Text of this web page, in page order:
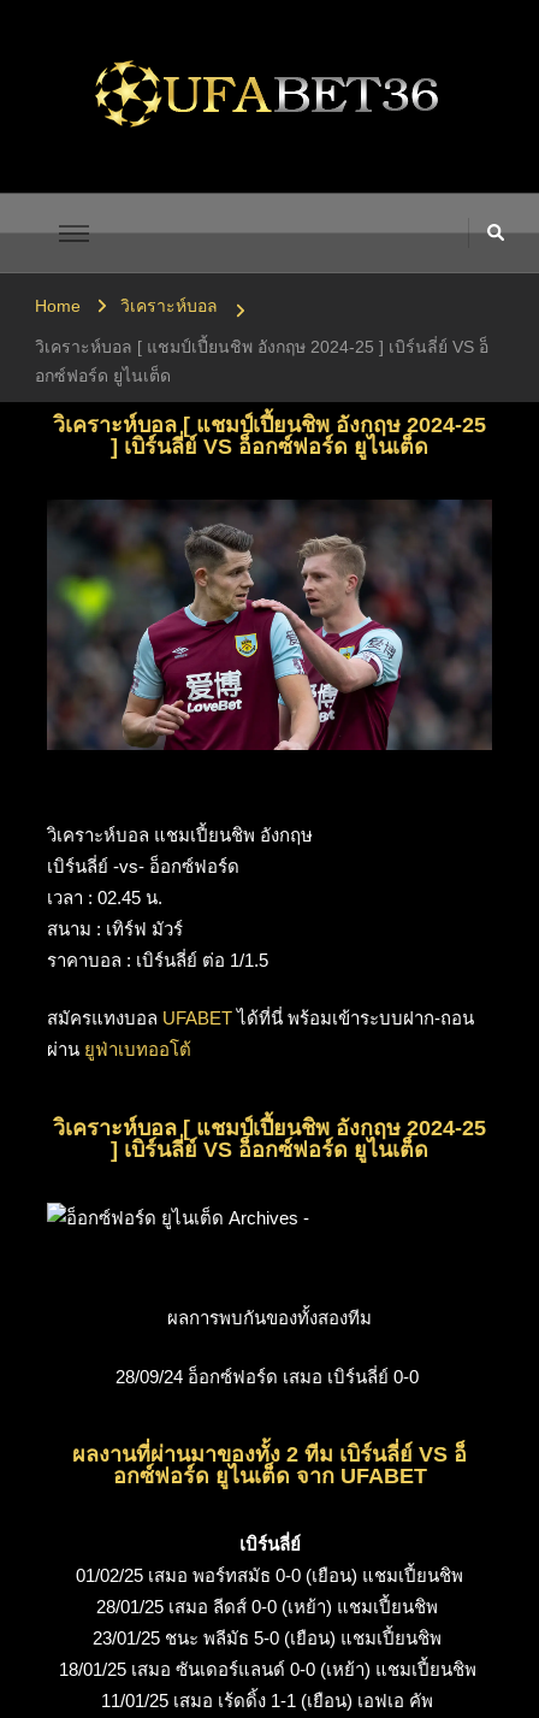
Home วิเคราะห์บอล
วิเคราะห์บอล [ แชมป์เปี้ยนชิพ อังกฤษ 2024-25 ] เบิร์นลี่ย์ VS อ็
อกซ์ฟอร์ด ยูไนเต็ด
วิเคราะห์บอล [ แชมป์เปี้ยนชิพ อังกฤษ 2024-25
] เบิร์นลี่ย์ VS อ็อกซ์ฟอร์ด ยูไนเต็ด
วิเคราะห์บอล แชมเปี้ยนชิพ อังกฤษ
เบิร์นลี่ย์ -vs- อ็อกซ์ฟอร์ด
เวลา : 02.45 น.
สนาม : เทิร์ฟ มัวร์
ราคาบอล : เบิร์นลี่ย์ ต่อ 1/1.5
สมัครแทงบอล UFABETได้ที่นี่ พร้อมเข้าระบบฝาก-ถอน
ผ่าน ยูฟ่าเบทออโต้
วิเคราะห์บอล [ แชมป์เปี้ยนชิพ อังกฤษ 2024-25
] เบิร์นลี่ย์ VS อ็อกซ์ฟอร์ด ยูไนเต็ด
ผลการพบกันของทั้งสองทีม
28/09/24 อ็อกซ์ฟอร์ด เสมอ เบิร์นลี่ย์ 0-0
ผลงานที่ผ่านมาของทั้ง 2 ทีม เบิร์นลี่ย์ VS อ็
อกซ์ฟอร์ด ยูไนเต็ด จาก UFABET
เบิร์นลี่ย์
01/02/25 เสมอ พอร์ทสมัธ 0-0 (เยือน) แชมเปี้ยนชิพ
28/01/25 เสมอ ลีดส์ 0-0 (เหย้า) แชมเปี้ยนชิพ
23/01/25 ชนะ พลีมัธ 5-0 (เยือน) แชมเปี้ยนชิพ
18/01/25 เสมอ ซันเดอร์แลนด์ 0-0 (เหย้า) แชมเปี้ยนชิพ
11/01/25 เสมอ เร้ดดิ้ง 1-1 (เยือน) เอฟเอ คัพ